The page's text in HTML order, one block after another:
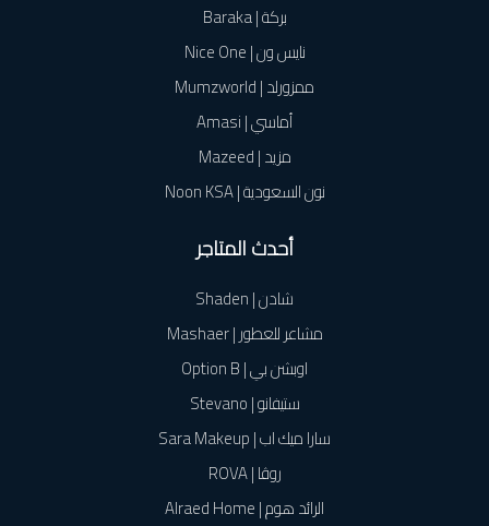
بركة | Baraka
نايس ون | Nice One
ممزورلد | Mumzworld
أماسي | Amasi
مزيد | Mazeed
نون السعودية | Noon KSA
أحدث المتاجر
شادن | Shaden
مشاعر للعطور | Mashaer
اوبشن بي | Option B
ستيفانو | Stevano
سارا ميك اب | Sara Makeup
روڤا | ROVA
الرائد هوم | Alraed Home